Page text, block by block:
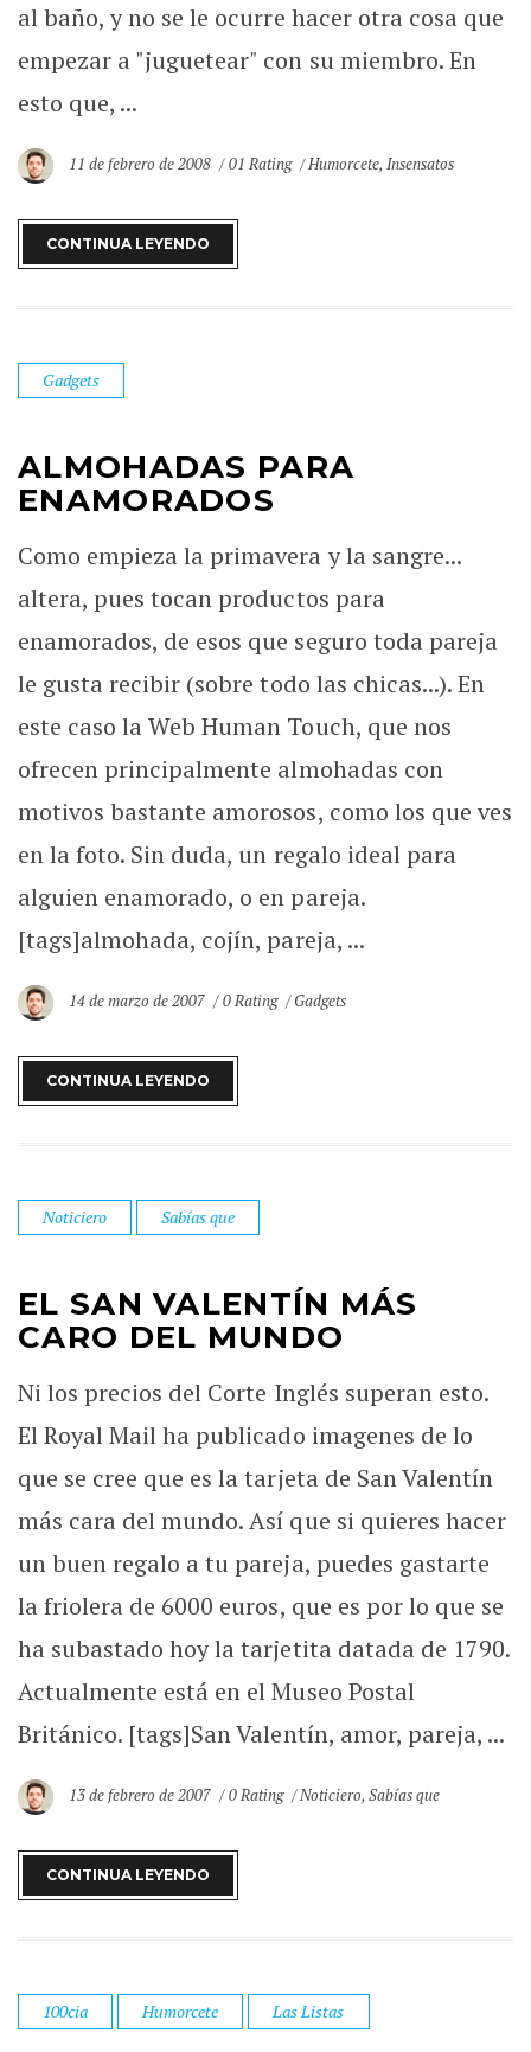
al baño, y no se le ocurre hacer otra cosa que
empezar a "juguetear" con su miembro. En
esto que, ...
11 de febrero de 2008 01 Rating Humorcete,Insensatos
CONTINUA LEYENDO
Gadgets
ALMOHADAS PARA
ENAMORADOS
Como empieza la primavera y la sangre...
altera, pues tocan productos para
enamorados, de esos que seguro toda pareja
le gusta recibir (sobre todo las chicas...). En
este caso la Web Human Touch, que nos
ofrecen principalmente almohadas con
motivos bastante amorosos, como los que ves
en la foto. Sin duda, un regalo ideal para
alguien enamorado, o en pareja.
[tags]almohada, cojín, pareja, ...
14 de marzo de 2007 0 Rating Gadgets
CONTINUA LEYENDO
Noticiero Sabías que
EL SAN VALENTÍN MÁS
CARO DEL MUNDO
Ni los precios del Corte Inglés superan esto.
El Royal Mail ha publicado imagenes de lo
que se cree que es la tarjeta de San Valentín
más cara del mundo. Así que si quieres hacer
un buen regalo a tu pareja, puedes gastarte
la friolera de 6000 euros, que es por lo que se
ha subastado hoy la tarjetita datada de 1790.
Actualmente está en el Museo Postal
Británico. [tags]San Valentín, amor, pareja, ...
13 de febrero de 2007 0 Rating Noticiero,Sabías que
CONTINUA LEYENDO
100cia Humorcete Las Listas